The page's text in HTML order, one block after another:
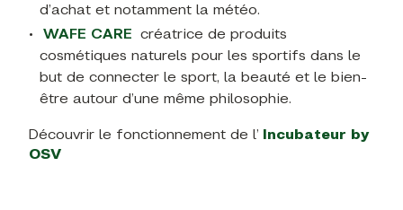
d’achat et notamment la météo.
WAFE CARE créatrice de produits
cosmétiques naturels pour les sportifs dans le
but de connecter le sport, la beauté et le bien-
être autour d’une même philosophie.
Découvrir le fonctionnement de l’ Incubateur by
OSV